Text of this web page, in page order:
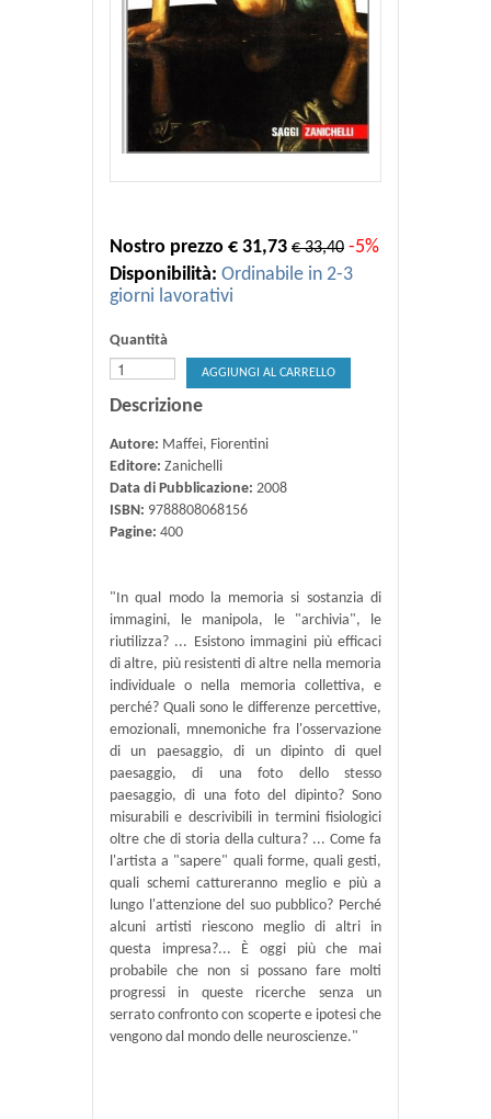
Nostro prezzo € 31,73 € 33,40 -5%
Disponibilità: Ordinabile in 2-3
giorni lavorativi
Quantità
AGGIUNGI AL CARRELLO
Descrizione
Autore: Maffei, Fiorentini
Editore: Zanichelli
Data di Pubblicazione: 2008
ISBN: 9788808068156
Pagine: 400
"In qual modo la memoria si sostanzia di
immagini, le manipola, le "archivia", le
riutilizza? ... Esistono immagini più efficaci
di altre, più resistenti di altre nella memoria
individuale o nella memoria collettiva, e
perché? Quali sono le differenze percettive,
emozionali, mnemoniche fra l'osservazione
di un paesaggio, di un dipinto di quel
paesaggio, di una foto dello stesso
paesaggio, di una foto del dipinto? Sono
misurabili e descrivibili in termini fisiologici
oltre che di storia della cultura? ... Come fa
l'artista a "sapere" quali forme, quali gesti,
quali schemi cattureranno meglio e più a
lungo l'attenzione del suo pubblico? Perché
alcuni artisti riescono meglio di altri in
questa impresa?... È oggi più che mai
probabile che non si possano fare molti
progressi in queste ricerche senza un
serrato confronto con scoperte e ipotesi che
vengono dal mondo delle neuroscienze."